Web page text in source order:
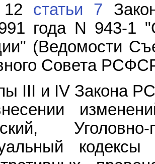
12 статьи 7
года N 943-1
(Ведомости
Совета
III и IV Закона